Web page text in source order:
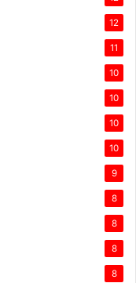
12
11
10
10
10
10
9
8
8
8
8